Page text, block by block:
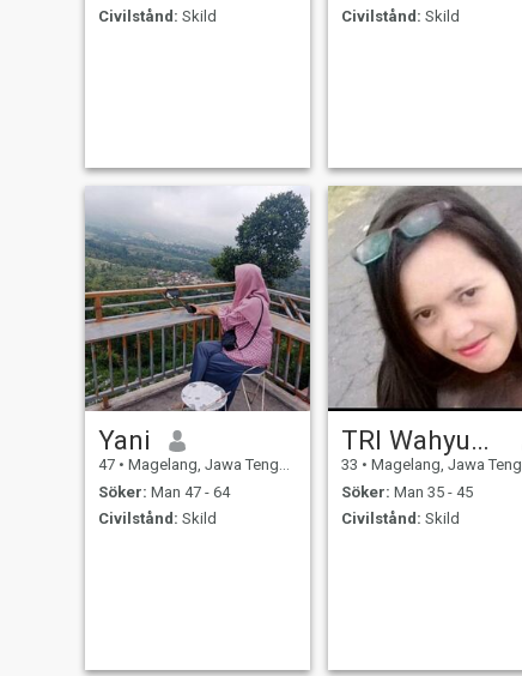
Civilstånd: Skild
Civilstånd: Skild
Yani
47 • Magelang, Jawa Tengah, Indonesien
Söker: Man 47 - 64
Civilstånd: Skild
TRI Wahyuningsih
33 • Magelang, Jawa Tengah, Indonesien
Söker: Man 35 - 45
Civilstånd: Skild